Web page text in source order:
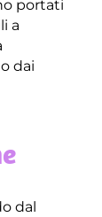
portati
a
dai
dal